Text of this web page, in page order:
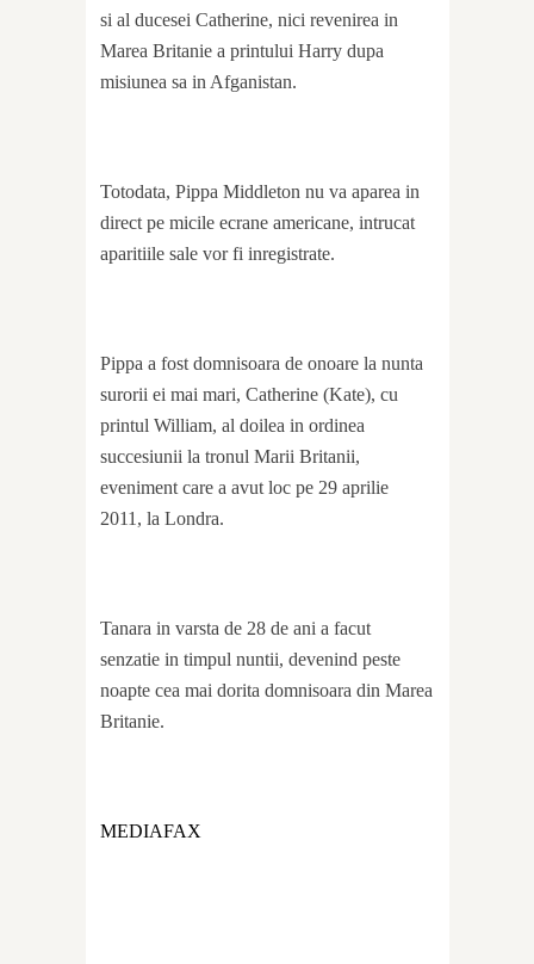
si al ducesei Catherine, nici revenirea in
Marea Britanie a printului Harry dupa
misiunea sa in Afganistan.
Totodata, Pippa Middleton nu va aparea in
direct pe micile ecrane americane, intrucat
aparitiile sale vor fi inregistrate.
Pippa a fost domnisoara de onoare la nunta
surorii ei mai mari, Catherine (Kate), cu
printul William, al doilea in ordinea
succesiunii la tronul Marii Britanii,
eveniment care a avut loc pe 29 aprilie
2011, la Londra.
Tanara in varsta de 28 de ani a facut
senzatie in timpul nuntii, devenind peste
noapte cea mai dorita domnisoara din Marea
Britanie.
MEDIAFAX